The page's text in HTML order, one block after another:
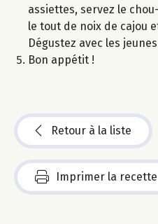
assiettes, servez le
le tout de noix de cajou
Dégustez avec les
Bon appétit !
Retour à la liste
Imprimer la recette